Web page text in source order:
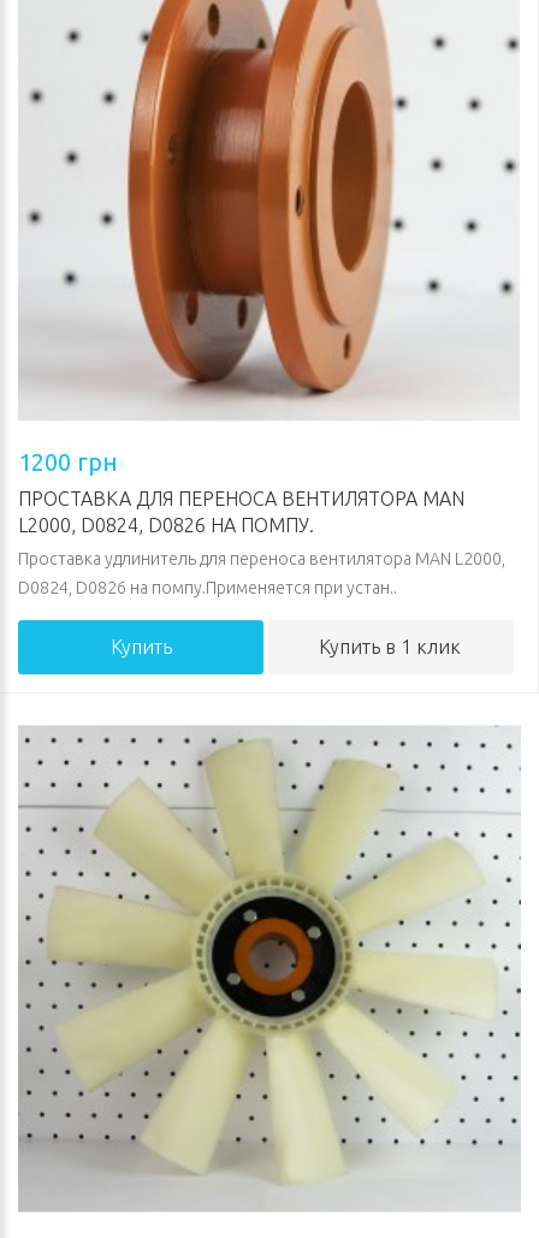
1200 грн
ПРОСТАВКА ДЛЯ ПЕРЕНОСА ВЕНТИЛЯТОРА MAN
L2000, D0824, D0826 НА ПОМПУ.
Проставка удлинитель для переноса вентилятора MAN L2000,
D0824, D0826 на помпу.Применяется при устан..
Купить Купить в 1 клик